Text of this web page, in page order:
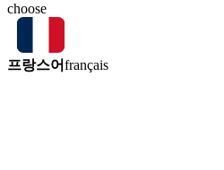
choose
프랑스어français